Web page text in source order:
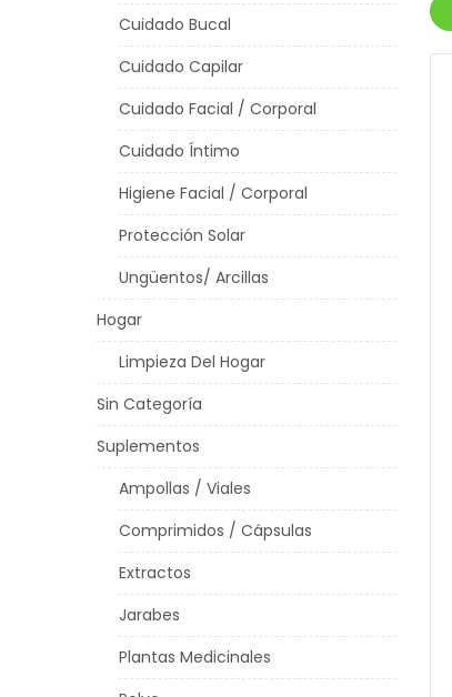
Cuidado Bucal
Cuidado Capilar
Cuidado Facial / Corporal
Cuidado Íntimo
Higiene Facial / Corporal
Protección Solar
Ungüentos/ Arcillas
Hogar
Limpieza Del Hogar
Sin Categoría
Suplementos
Ampollas / Viales
Comprimidos / Cápsulas
Extractos
Jarabes
Plantas Medicinales